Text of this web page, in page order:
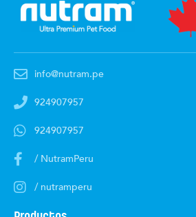
info@nutram.pe
924907957
924907957
/ NutramPeru
/ nutramperu